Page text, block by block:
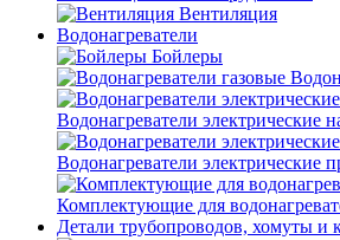
Вентиляция
Водонагреватели
Бойлеры
Водонагреватели электрические
Водонагреватели электрические
Комплектующие для
Детали трубопроводов, хомуты и